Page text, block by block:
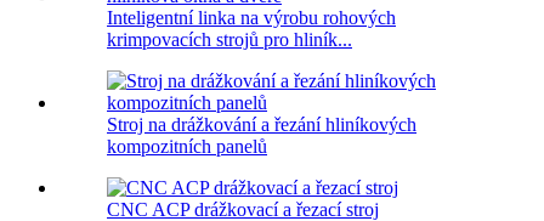
Inteligentní linka na výrobu rohových
krimpovacích strojů pro hliník...
Stroj na drážkování a řezání hliníkových
kompozitních panelů
CNC ACP drážkovací a řezací stroj